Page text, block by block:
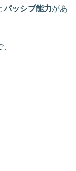
パッシブ能力があ
、